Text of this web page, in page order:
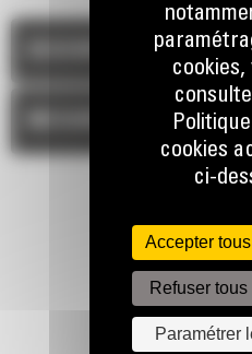
cookies,
cookies
ci-
Accepter
Refuser
Paramétrer